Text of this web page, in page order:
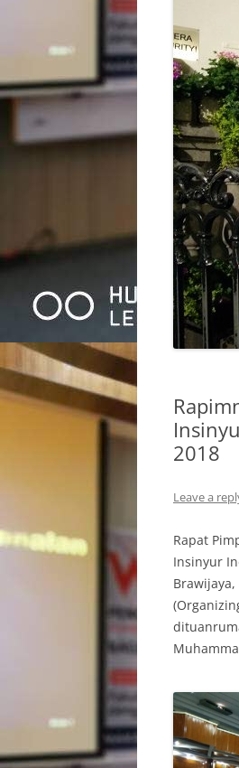
2018
Leave a
Rapat
Insinyur